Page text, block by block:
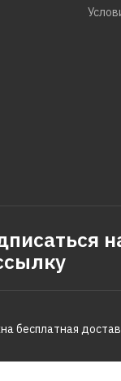
бесплатная